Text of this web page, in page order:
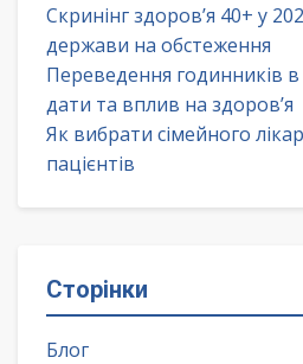
Скринінг здоров’я 40+ у
держави на обстеження
Переведення годинників в
дати та вплив на здоров’я
Як вибрати сімейного
пацієнтів
Сторінки
Блог